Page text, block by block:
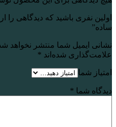
اولین نفری باشید که دیدگاهی
ساده”
نشانی ایمیل شما منتشر نخواهد
علامت‌گذاری شده‌اند *
امتیاز شما
دیدگاه شما *